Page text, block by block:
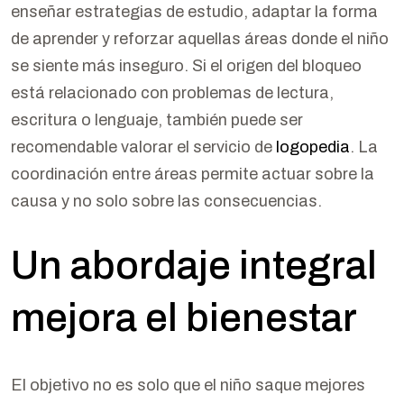
enseñar estrategias de estudio, adaptar la forma
de aprender y reforzar aquellas áreas donde el niño
se siente más inseguro. Si el origen del bloqueo
está relacionado con problemas de lectura,
escritura o lenguaje, también puede ser
recomendable valorar el servicio de logopedia. La
coordinación entre áreas permite actuar sobre la
causa y no solo sobre las consecuencias.
Un abordaje integral
mejora el bienestar
El objetivo no es solo que el niño saque mejores